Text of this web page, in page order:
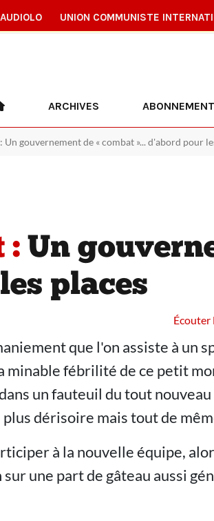
AUDIOLO UNION COMMUNISTE
ARCHIVES ABONNEMENT
Un gouvernement de « combat »... d'abord pour
: Un
places
Écouter
que l'on assiste à un
minable fébrilité de ce petit
un fauteuil du tout nouveau
dérisoire mais tout de
à la nouvelle équipe,
une part de gâteau aussi